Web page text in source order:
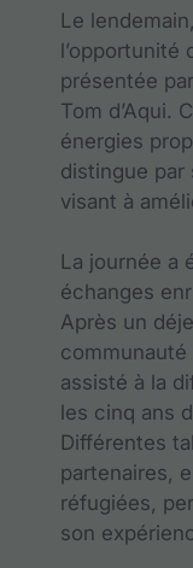
Le
l’opportunité
présentée
Tom d’Aqui.
énergies
distingue par
visant à
La journée a
échanges
Après un
assisté à la
les cinq ans
Différentes
partenaires,
réfugiées,
son